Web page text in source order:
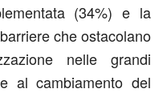
(34%) e la
che ostacolano
nelle grandi
al cambiamento del